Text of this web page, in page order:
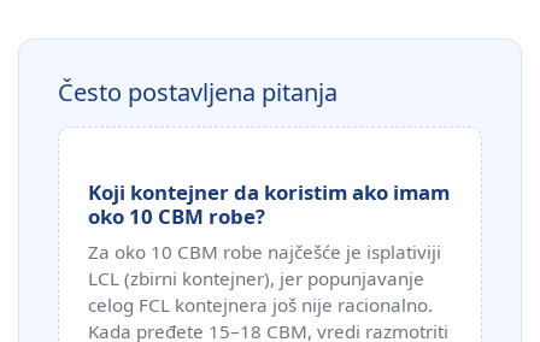
Često postavljena pitanja
Koji kontejner da koristim ako imam
oko 10 CBM robe?
Za oko 10 CBM robe najčešće je isplativiji
LCL (zbirni kontejner), jer popunjavanje
celog FCL kontejnera još nije racionalno.
Kada pređete 15–18 CBM, vredi razmotriti